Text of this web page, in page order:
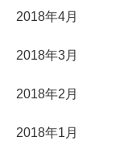
2018年4月
2018年3月
2018年2月
2018年1月